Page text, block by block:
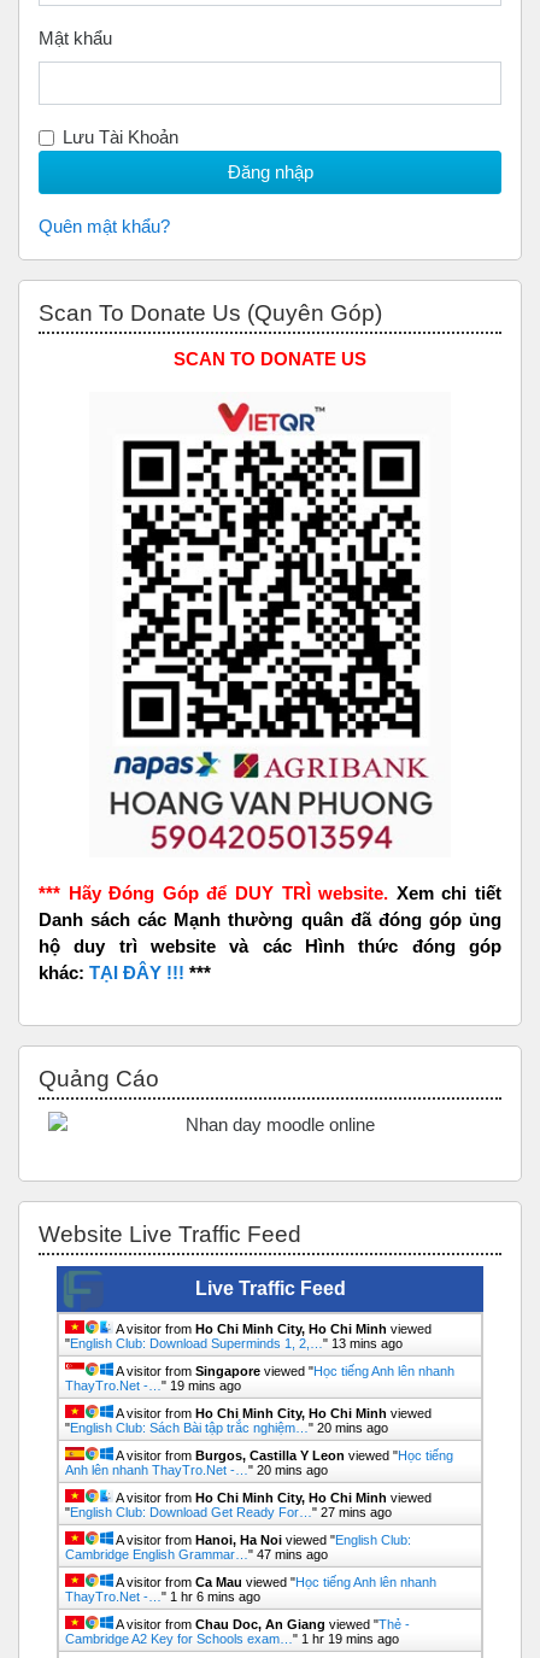
Mật khẩu
Lưu Tài Khoản
Quên mật khẩu?
Scan To Donate Us (Quyên Góp)
SCAN TO DONATE US
*** Hãy Đóng Góp để DUY TRÌ website. Xem chi tiết
Danh sách các Mạnh thường quân đã đóng góp ủng
hộ duy trì website và các Hình thức đóng góp
khác: TẠI ĐÂY !!! ***
Quảng Cáo
Website Live Traffic Feed
Live Traffic Feed
A visitor from Ho Chi Minh City, Ho Chi Minh viewed
"English Club: Download Superminds 1, 2,… " 13 mins ago
A visitor from Singapore viewed "Học tiếng Anh lên nhanh
ThayTro.Net -… " 19 mins ago
A visitor from Ho Chi Minh City, Ho Chi Minh viewed
"English Club: Sách Bài tập trắc nghiệm… " 20 mins ago
A visitor from Burgos, Castilla Y Leon viewed "Học tiếng
Anh lên nhanh ThayTro.Net -… " 20 mins ago
A visitor from Ho Chi Minh City, Ho Chi Minh viewed
"English Club: Download Get Ready For… " 27 mins ago
A visitor from Hanoi, Ha Noi viewed "English Club:
Cambridge English Grammar… " 47 mins ago
A visitor from Ca Mau viewed "Học tiếng Anh lên nhanh
ThayTro.Net -… " 1 hr 6 mins ago
A visitor from Chau Doc, An Giang viewed "Thẻ -
Cambridge A2 Key for Schools exam… " 1 hr 19 mins ago